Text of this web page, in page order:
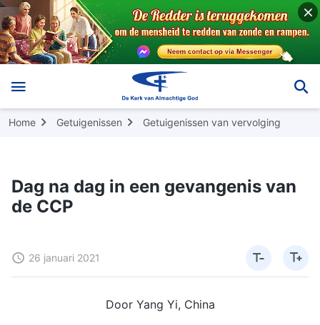
Home Getuigenissen Getuigenissen van vervolging
Dag na dag in een gevangenis van
de CCP
26 januari 2021
Door Yang Yi, China